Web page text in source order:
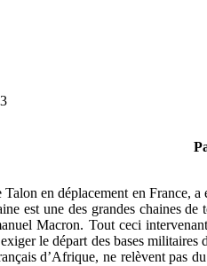
en déplacement en France,
est une des grandes chaines
Macron. Tout ceci
le départ des bases
d’Afrique, ne relèvent pas